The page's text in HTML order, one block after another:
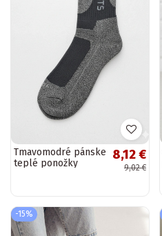
Tmavomodré pánske
teplé ponožky
8,12 €
9,02 €
-15%